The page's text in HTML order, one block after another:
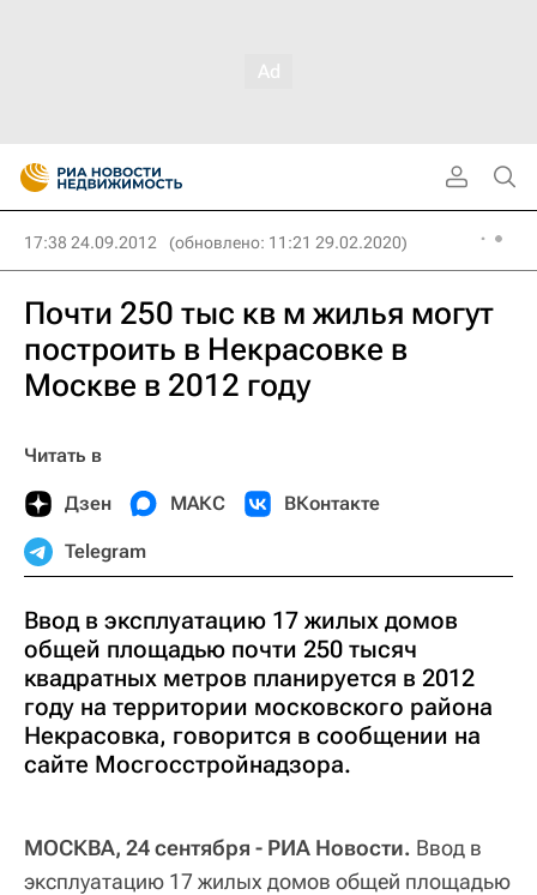
17:38 24.09.2012 (обновлено: 11:21 29.02.2020)
Почти 250 тыс кв м жилья могут
построить в Некрасовке в
Москве в 2012 году
Читать в
Дзен МАКС ВКонтакте
Telegram
Ввод в эксплуатацию 17 жилых домов
общей площадью почти 250 тысяч
квадратных метров планируется в 2012
году на территории московского района
Некрасовка, говорится в сообщении на
сайте Мосгосстройнадзора.
МОСКВА, 24 сентября - РИА Новости. Ввод в
эксплуатацию 17 жилых домов общей площадью